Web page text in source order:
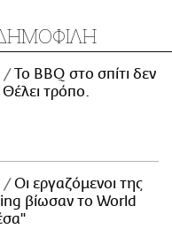
Το BBQ στο σπίτι δεν
τρόπο.
Οι εργαζόμενοι της
βίωσαν το World